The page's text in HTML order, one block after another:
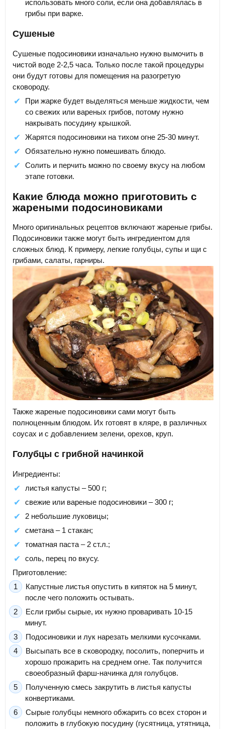
использовать много соли, если она добавлялась в
грибы при варке.
Сушеные
Сушеные подосиновики изначально нужно вымочить в
чистой воде 2-2,5 часа. Только после такой процедуры
они будут готовы для помещения на разогретую
сковороду.
При жарке будет выделяться меньше жидкости, чем
со свежих или вареных грибов, потому нужно
накрывать посудину крышкой.
Жарятся подосиновики на тихом огне 25-30 минут.
Обязательно нужно помешивать блюдо.
Солить и перчить можно по своему вкусу на любом
этапе готовки.
Какие блюда можно приготовить с
жареными подосиновиками
Много оригинальных рецептов включают жареные грибы.
Подосиновики также могут быть ингредиентом для
сложных блюд. К примеру, легкие голубцы, супы и щи с
грибами, салаты, гарниры.
Также жареные подосиновики сами могут быть
полноценным блюдом. Их готовят в кляре, в различных
соусах и с добавлением зелени, орехов, круп.
Голубцы с грибной начинкой
Ингредиенты:
листья капусты – 500 г;
свежие или вареные подосиновики – 300 г;
2 небольшие луковицы;
сметана – 1 стакан;
томатная паста – 2 ст.л.;
соль, перец по вкусу.
Приготовление:
Капустные листья опустить в кипяток на 5 минут,
после чего положить остывать.
Если грибы сырые, их нужно проваривать 10-15
минут.
Подосиновики и лук нарезать мелкими кусочками.
Высыпать все в сковородку, посолить, поперчить и
хорошо прожарить на среднем огне. Так получится
своеобразный фарш-начинка для голубцов.
Полученную смесь закрутить в листья капусты
конвертиками.
Сырые голубцы немного обжарить со всех сторон и
положить в глубокую посудину (гусятница, утятница,